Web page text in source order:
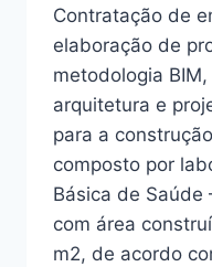
Contratação de
elaboração de
metodologia
arquitetura e
para a
composto por
Básica de Saúde
com área
m2, de acordo